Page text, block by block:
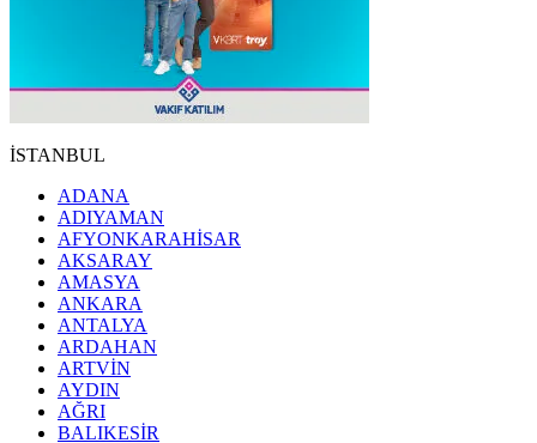
İSTANBUL
ADANA
ADIYAMAN
AFYONKARAHİSAR
AKSARAY
AMASYA
ANKARA
ANTALYA
ARDAHAN
ARTVİN
AYDIN
AĞRI
BALIKESİR